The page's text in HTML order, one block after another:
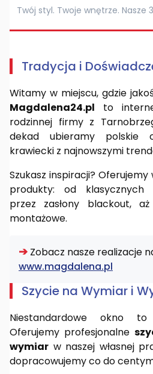
Twój styl. Twoje wnętrze.
Tradycja i
Witamy w miejscu, gdzie
Magdalena24.pl to
rodzinnej firmy z
dekad ubieramy polskie
krawiecki z najnowszymi
Szukasz inspiracji?
produkty: od klasycznych
przez zasłony blackout,
montażowe.
➔ Zobacz nasze realizacje
www.magdalena.pl
Szycie na Wymiar i
Niestandardowe okno to
Oferujemy profesjonalne
wymiar w naszej własnej
dopracowujemy co do